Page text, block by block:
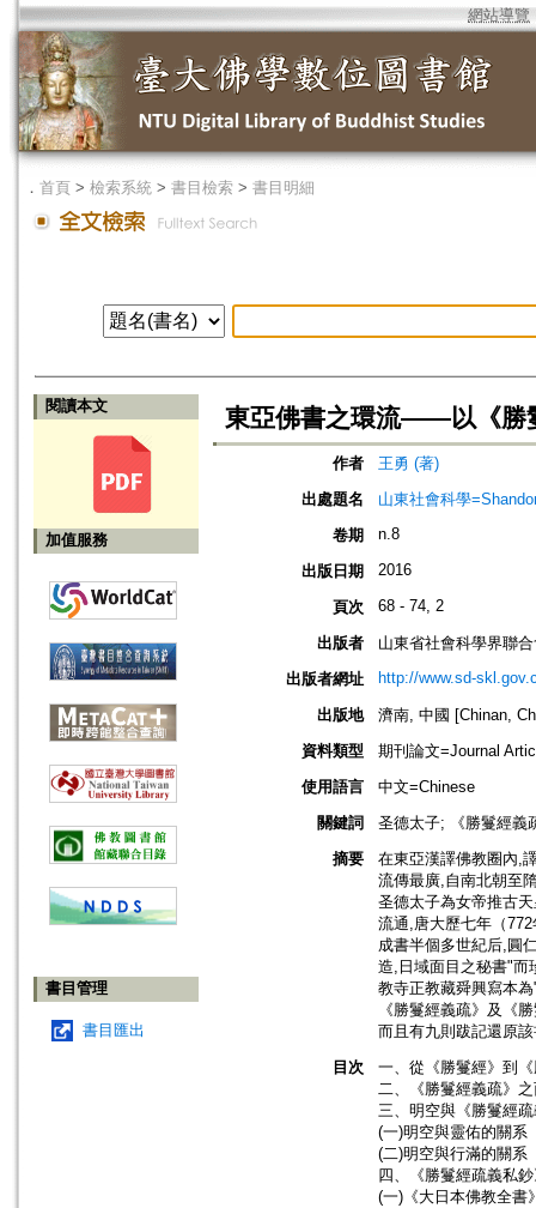
網站導覽
． 首頁 > 檢索系統 > 書目檢索 > 書目明細
閱讀本文
加值服務
書目管理
書目匯出
東亞佛書之環流——以《勝
作者
王勇 (著)
出處題名
山東社會科學
卷期
n.8
出版日期 2016
頁次 68 - 74, 2
出版者
山東省社會科學界聯
出版者網址
http://www.sd-
出版地
濟南, 中國 [Chinan,
資料類型
期刊論文=Journal
使用語言
中文=Chinese
關鍵詞
圣德太子; 《勝鬘經義
摘要
在東亞漢譯佛教圈內,
流傳最廣,自南北朝至
圣德太子為女帝推古
流通,唐大歷七年（
成書半個多世紀后,圓
造,日域面目之秘書"而
教寺正教藏舜興寫本
《勝鬘經義疏》及《
而且有九則跋記還原
目次
一、從《勝鬘經》到
二、《勝鬘經義疏》
三、明空與《勝鬘經
(一)明空與靈佑的關系
(二)明空與行滿的關系
四、《勝鬘經疏義私
(一)《大日本佛教全書